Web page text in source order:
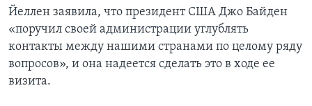
Йеллен заявила, что президент США Джо Байден
«поручил своей администрации углублять
контакты между нашими странами по целому ряду
вопросов», и она надеется сделать это в ходе ее
визита.